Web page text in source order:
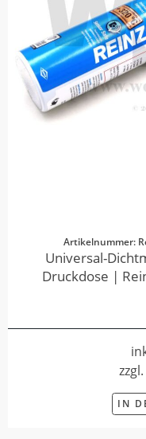
Artikelnummer:
Universal-
Druckdose |
IN